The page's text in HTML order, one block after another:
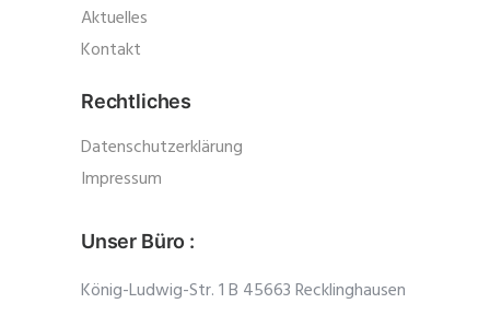
Aktuelles
Kontakt
Rechtliches
Datenschutzerklärung
Impressum
Unser Büro :
König-Ludwig-Str. 1 B 45663 Recklinghausen